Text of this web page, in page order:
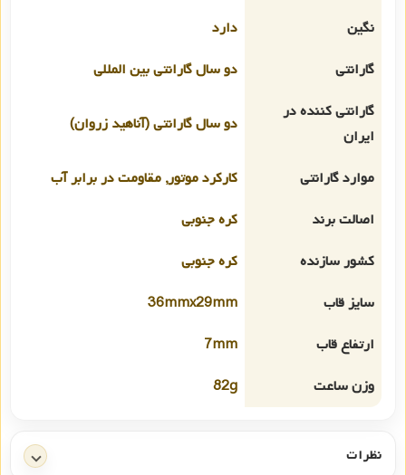
نگین
دارد
گارانتی
دو سال گارانتی بین المللی
گارانتی کننده در
ایران
دو سال گارانتی (آناهید زروان)
موارد گارانتی
کارکرد موتور, مقاومت در برابر آب
اصالت برند
کره جنوبی
کشور سازنده
کره جنوبی
سایز قاب
36mmx29mm
ارتفاع قاب
7mm
وزن ساعت
82g
نظرات